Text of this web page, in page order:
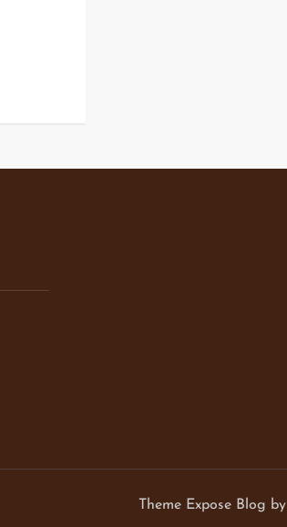
Theme Expose Blog by